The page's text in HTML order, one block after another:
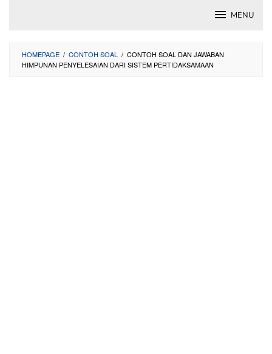
MENU
HOMEPAGE / CONTOH SOAL / CONTOH SOAL DAN JAWABAN
HIMPUNAN PENYELESAIAN DARI SISTEM PERTIDAKSAMAAN